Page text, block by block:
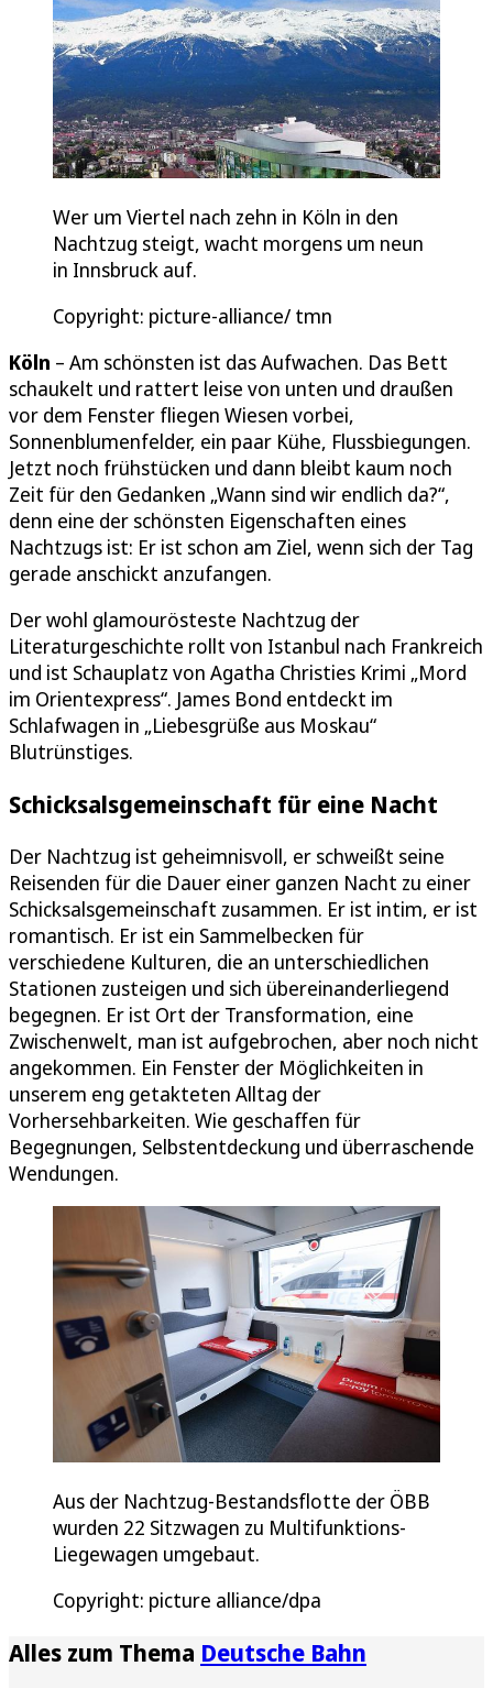
Wer um Viertel nach zehn in Köln in den
Nachtzug steigt, wacht morgens um neun
in Innsbruck auf.
Copyright: picture-alliance/ tmn
Köln – Am schönsten ist das Aufwachen. Das Bett
schaukelt und rattert leise von unten und draußen
vor dem Fenster fliegen Wiesen vorbei,
Sonnenblumenfelder, ein paar Kühe, Flussbiegungen.
Jetzt noch frühstücken und dann bleibt kaum noch
Zeit für den Gedanken „Wann sind wir endlich da?“,
denn eine der schönsten Eigenschaften eines
Nachtzugs ist: Er ist schon am Ziel, wenn sich der Tag
gerade anschickt anzufangen.
Der wohl glamourösteste Nachtzug der
Literaturgeschichte rollt von Istanbul nach Frankreich
und ist Schauplatz von Agatha Christies Krimi „Mord
im Orientexpress“. James Bond entdeckt im
Schlafwagen in „Liebesgrüße aus Moskau“
Blutrünstiges.
Schicksalsgemeinschaft für eine Nacht
Der Nachtzug ist geheimnisvoll, er schweißt seine
Reisenden für die Dauer einer ganzen Nacht zu einer
Schicksalsgemeinschaft zusammen. Er ist intim, er ist
romantisch. Er ist ein Sammelbecken für
verschiedene Kulturen, die an unterschiedlichen
Stationen zusteigen und sich übereinanderliegend
begegnen. Er ist Ort der Transformation, eine
Zwischenwelt, man ist aufgebrochen, aber noch nicht
angekommen. Ein Fenster der Möglichkeiten in
unserem eng getakteten Alltag der
Vorhersehbarkeiten. Wie geschaffen für
Begegnungen, Selbstentdeckung und überraschende
Wendungen.
Aus der Nachtzug-Bestandsflotte der ÖBB
wurden 22 Sitzwagen zu Multifunktions-
Liegewagen umgebaut.
Copyright: picture alliance/dpa
Alles zum Thema Deutsche Bahn